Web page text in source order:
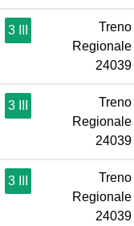
3 III
Treno
Regionale
24039
3 III
Treno
Regionale
24039
3 III
Treno
Regionale
24039